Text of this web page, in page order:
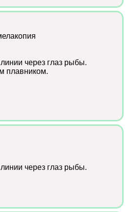
через глаз рыбы.
плавником.
через глаз рыбы.